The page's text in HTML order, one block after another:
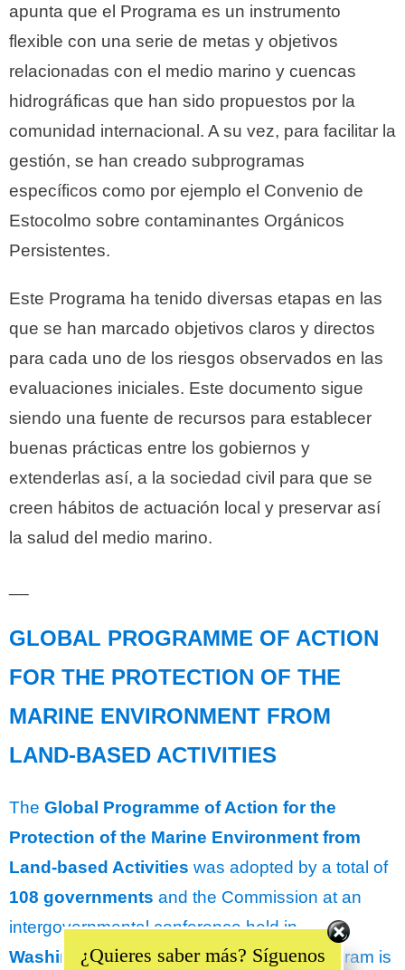
apunta que el Programa es un instrumento
flexible con una serie de metas y objetivos
relacionadas con el medio marino y cuencas
hidrográficas que han sido propuestos por la
comunidad internacional. A su vez, para facilitar la
gestión, se han creado subprogramas
específicos como por ejemplo el Convenio de
Estocolmo sobre contaminantes Orgánicos
Persistentes.
Este Programa ha tenido diversas etapas en las
que se han marcado objetivos claros y directos
para cada uno de los riesgos observados en las
evaluaciones iniciales. Este documento sigue
siendo una fuente de recursos para establecer
buenas prácticas entre los gobiernos y
extenderlas así, a la sociedad civil para que se
creen hábitos de actuación local y preservar así
la salud del medio marino.
GLOBAL PROGRAMME OF ACTION
FOR THE PROTECTION OF THE
MARINE ENVIRONMENT FROM
LAND-BASED ACTIVITIES
The Global Programme of Action for the
Protection of the Marine Environment from
Land-based Activities was adopted by a total of
108 governments and the Commission at an
intergovernmental conference held in
Washington in November 1995. The Program is
¿Quieres saber más? Síguenos
Set Youtube Channel ID